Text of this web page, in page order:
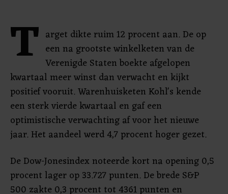
T arget dikte ruim 12 procent aan. De op
een na grootste winkelketen van de
Verenigde Staten boekte afgelopen
kwartaal meer winst dan verwacht en kijkt
positief vooruit. Warenhuisketen Kohl's kende
een sterk vierde kwartaal en gaf een
optimistische verwachting af voor het nieuwe
jaar. Het aandeel werd 4,7 procent hoger gezet.
De Dow-Jonesindex noteerde kort na opening 0,5
procent lager op 33.727 punten. De brede S&P
500 zakte 0,3 procent tot 4361 punten en